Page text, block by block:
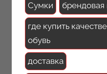
Сумки
где купить
обувь
доставка